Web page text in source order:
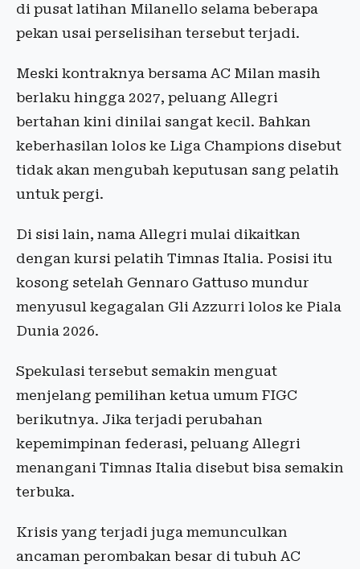
di pusat latihan Milanello selama beberapa
pekan usai perselisihan tersebut terjadi.
Meski kontraknya bersama AC Milan masih
berlaku hingga 2027, peluang Allegri
bertahan kini dinilai sangat kecil. Bahkan
keberhasilan lolos ke Liga Champions disebut
tidak akan mengubah keputusan sang pelatih
untuk pergi.
Di sisi lain, nama Allegri mulai dikaitkan
dengan kursi pelatih Timnas Italia. Posisi itu
kosong setelah Gennaro Gattuso mundur
menyusul kegagalan Gli Azzurri lolos ke Piala
Dunia 2026.
Spekulasi tersebut semakin menguat
menjelang pemilihan ketua umum FIGC
berikutnya. Jika terjadi perubahan
kepemimpinan federasi, peluang Allegri
menangani Timnas Italia disebut bisa semakin
terbuka.
Krisis yang terjadi juga memunculkan
ancaman perombakan besar di tubuh AC